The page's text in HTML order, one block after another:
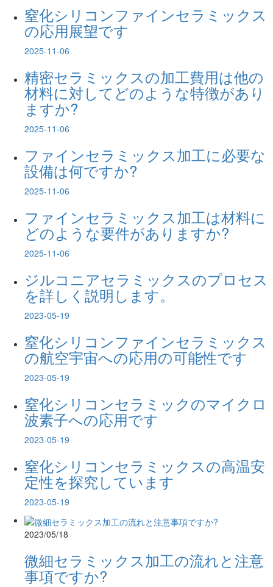
窒化シリコンファインセラミックス
の応用展望です
2025-11-06
精密セラミックスの加工費用は他の
材料に対してどのような特徴があり
ますか?
2025-11-06
ファインセラミックス加工に必要な
設備は何ですか?
2025-11-06
ファインセラミックス加工は材料に
どのような要件がありますか?
2025-11-06
ジルコニアセラミックスのプロセス
を詳しく説明します。
2023-05-19
窒化シリコンファインセラミックス
の航空宇宙への応用の可能性です
2023-05-19
窒化シリコンセラミックのマイクロ
波素子への応用です
2023-05-19
窒化シリコンセラミックスの高温安
定性を探究しています
2023-05-19
2023/05/18
微細セラミックス加工の流れと注意
事項ですか?